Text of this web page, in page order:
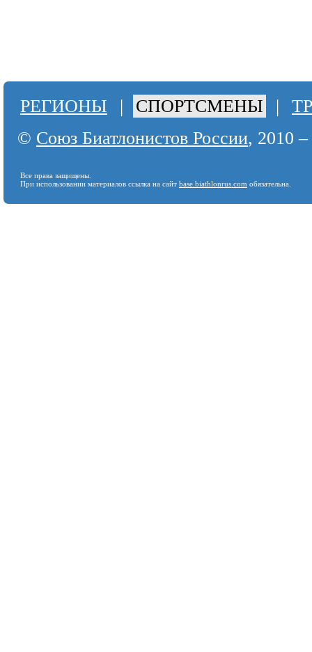
РЕГИОНЫ | СПОРТСМЕНЫ |
© Союз Биатлонистов России, 2010
Все права защищены.
При использовании материалов ссылка на сайт base.biathlonrus.com обязательна.